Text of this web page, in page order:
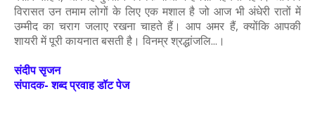
विरासत उन तमाम लोगों के लिए एक मशाल है जो आज भी अंधेरी रातों में
उम्मीद का चराग जलाए रखना चाहते हैं। आप अमर हैं, क्योंकि आपकी
शायरी में पूरी कायनात बसती है। विनम्र श्रद्धांजलि...।
संदीप सृजन
संपादक- शब्द प्रवाह डॉट पेज